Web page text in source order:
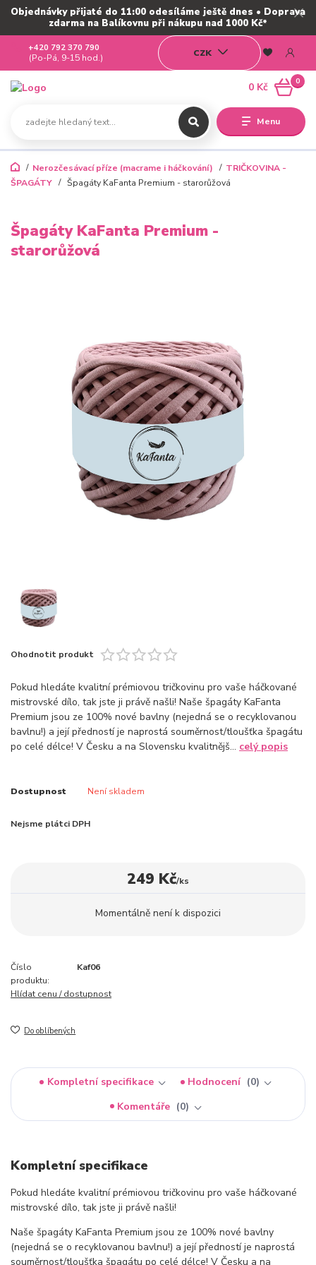
Objednávky přijaté do 11:00 odesíláme ještě dnes • Doprava
zdarma na Balíkovnu při nákupu nad 1000 Kč*
Menu
CZK
+420 792 370 790
(Po-Pá, 9-15 hod.)
0
0 Kč
Nerozčesávací příze (macrame i háčkování)
TRIČKOVINA -
ŠPAGÁTY
Špagáty KaFanta Premium - starorůžová
Špagáty KaFanta Premium -
starorůžová
Ohodnotit produkt
Pokud hledáte kvalitní prémiovou tričkovinu pro vaše háčkované
mistrovské dílo, tak jste ji právě našli! Naše špagáty KaFanta
Premium jsou ze 100% nové bavlny (nejedná se o recyklovanou
bavlnu!) a její předností je naprostá souměrnost/tloušťka špagátu
po celé délce! V Česku a na Slovensku kvalitnějš... celý popis
Dostupnost Není skladem
Nejsme plátci DPH
249 Kč/ks
Momentálně není k dispozici
Číslo
produktu:
Kaf06
Hlídat cenu / dostupnost
Do oblíbených
Kompletní specifikace Hodnocení
0
Komentáře
0
Kompletní specifikace
Pokud hledáte kvalitní prémiovou tričkovinu pro vaše háčkované
mistrovské dílo, tak jste ji právě našli!
Naše špagáty KaFanta Premium jsou ze 100% nové bavlny
(nejedná se o recyklovanou bavlnu!) a její předností je naprostá
souměrnost/tloušťka špagátu po celé délce! V Česku a na